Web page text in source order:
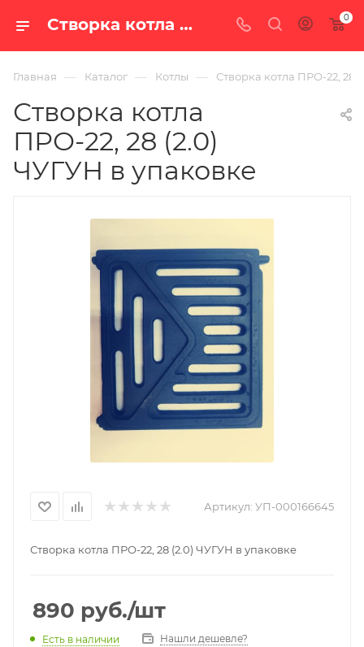
Створка котла ПРО-22, 28 (2.0) ЧУГУН в упаковке — цена в Екатеринбурге, купить с доставкой по РФ в интернет-магазине «100 печей.ру» 0
Главная — Каталог — Котлы — Створка котла ПРО-22, 28
Створка котла
ПРО-22, 28 (2.0)
ЧУГУН в упаковке
Артикул: УП-000166645
Створка котла ПРО-22, 28 (2.0) ЧУГУН в упаковке
890 руб./шт
Есть в наличии Нашли дешевле?